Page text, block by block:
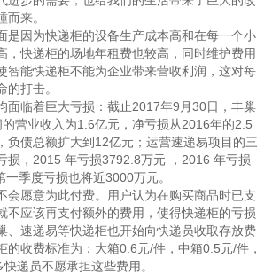
来。
是因为快递柜的设备生产成本高和在每一个小
，快递柜的场地年租费也较高，同时维护费用
智能快递柜不能为企业带来营收利润，这对每
打击。
面临着巨大亏损：截止2017年9月30日，丰巢
营业收入为1.6亿元，净亏损从2016年的2.5
负债总额扩大到12亿元；运营速递易项目的三
损，2015 年亏损3792.8万元 ，2016 年亏损
季度亏损也将近3000万元。
会愿意为此付费。用户认为在购买商品时已支
不应该再支付额外的费用，使得快递柜的亏损
、速递易等快递柜也开始向快递员收取存放费
的收费标准为：大箱0.6元/件，中箱0.5元/件，
递员不愿承担这些费用。